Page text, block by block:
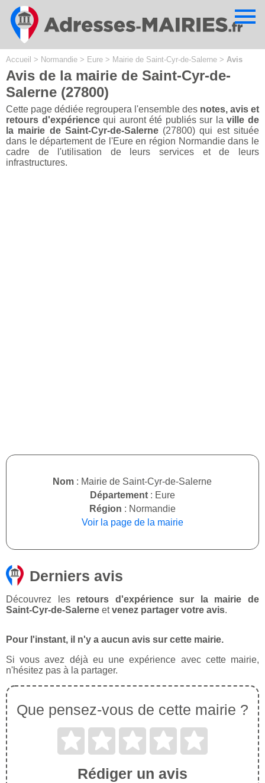
Accueil > Normandie > Eure > Mairie de Saint-Cyr-de-Salerne > Avis
Avis de la mairie de Saint-Cyr-de-
Salerne (27800)
Cette page dédiée regroupera l'ensemble des notes, avis et
retours d'expériencequi auront été publiés sur laville de
la mairie de Saint-Cyr-de-Salerne(27800) qui est située
dans le département de l'Eure en région Normandie dans le
cadre de l'utilisation de leurs services et de leurs
infrastructures.
Nom : Mairie de Saint-Cyr-de-Salerne
Département : Eure
Région : Normandie
Voir la page de la mairie
Derniers avis
Découvrez les retours d'expérience sur la mairie de
Saint-Cyr-de-Salerne etvenez partager votre avis.
Pour l'instant, il n'y a aucun avis sur cette mairie.
Si vous avez déjà eu une expérience avec cette mairie,
n'hésitez pas à la partager.
Que pensez-vous de cette mairie ?
Rédiger un avis
Cookies management panel